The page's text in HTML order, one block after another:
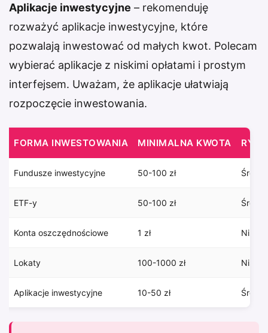
Aplikacje inwestycyjne – rekomenduję
rozważyć aplikacje inwestycyjne, które
pozwalają inwestować od małych kwot. Polecam
wybierać aplikacje z niskimi opłatami i prostym
interfejsem. Uważam, że aplikacje ułatwiają
rozpoczęcie inwestowania.
FORMA INWESTOWANIA MINIMALNA KWOTA
Fundusze inwestycyjne 50-100 zł
ETF-y 50-100 zł
Konta oszczędnościowe 1 zł Niskie
Lokaty 100-1000 zł Niskie
Aplikacje inwestycyjne 10-50 zł